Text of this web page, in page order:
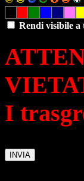
Rendi visibile a
I